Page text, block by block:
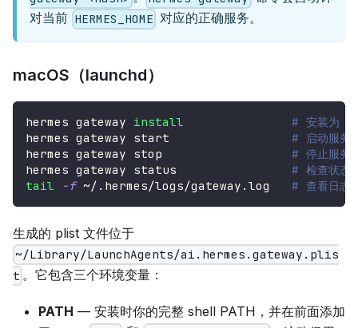
对当前 HERMES_HOME 对应的正确服务。
macOS（launchd）
hermes gateway install
# 安装为
hermes gateway start # 启动服务
hermes gateway stop # 停止服务
hermes gateway status # 检查状态
tail
-f ~/.hermes/logs/gateway.log # 查看日志
生成的 plist 文件位于
~/Library/LaunchAgents/ai.hermes.gateway.plis
t 。它包含三个环境变量：
PATH — 安装时你的完整 shell PATH，并在前面添加